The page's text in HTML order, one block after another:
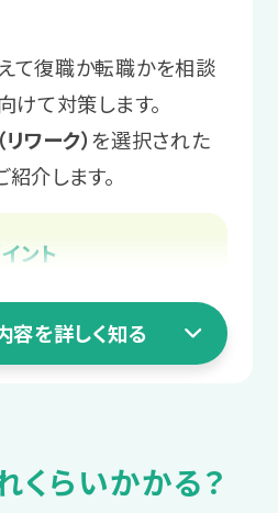
。
らのアドバイス
て通うことを目標に、
しょう！
た通い方を相談／
ッフが就職活動を
必要に応じて面接
行します。
着ステージ
らの
する
こる困りや不安も、ス
決の方法を、スタッ
務や、居心地のよい
ッフと振り返りを
動ステージ
独自の連携企業求人
ュニケーションのコ
業務管理」や「自分
談・連絡」などのプ
ただきます。
習ステージ
中で学んだ業務管理
て復職か転職かを相談
けて対策します。
ワーク）を選択された
介します。
ント
て体調を整える
安を解消する
容を詳しく知る
くらいかかる？